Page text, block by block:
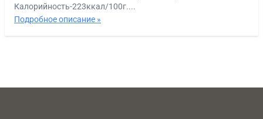
Калорийность-223ккал/100г....
Подробное описание »